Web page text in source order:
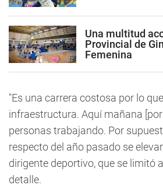
Una multitud
Provincial de
Femenina
"Es una carrera costosa por lo
infraestructura. Aquí mañana
personas trabajando. Por
respecto del año pasado se
dirigente deportivo, que se limitó
detalle.